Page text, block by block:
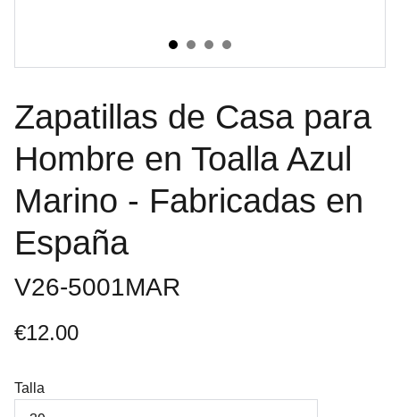
Zapatillas de Casa para
Hombre en Toalla Azul
Marino - Fabricadas en
España
V26-5001MAR
€12.00
Talla